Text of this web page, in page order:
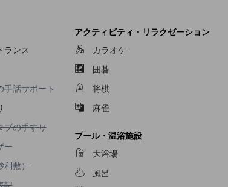
ランス
サポート不可
手話サポート
手すり不可
ブの手すり
可
ー
）不可
利敷）
可
アクティビティ・リラクゼーション
カラオケ
囲碁
将棋
麻雀
プール・温浴施設
大浴場
風呂